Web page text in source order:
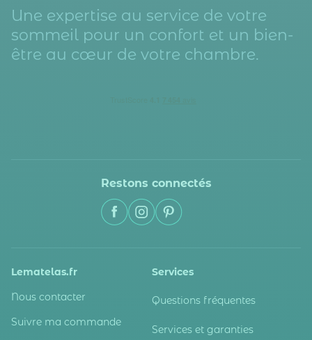
Une expertise au service de votre
sommeil pour un confort et un bien-
être au cœur de votre chambre.
Restons connectés
Lematelas.fr
Nous contacter
Suivre ma commande
Services
Questions fréquentes
Services et garanties